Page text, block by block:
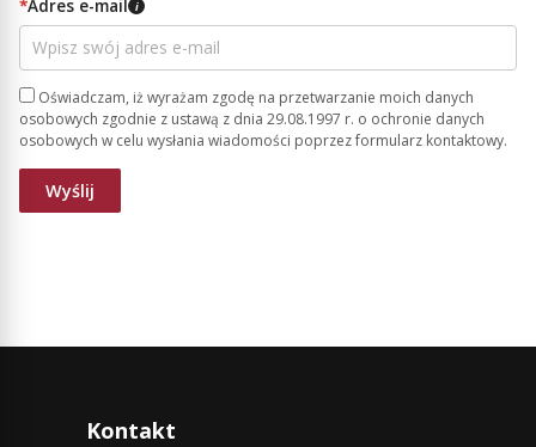
*Adres e-mail i
Oświadczam, iż wyrażam zgodę na przetwarzanie moich danych
osobowych zgodnie z ustawą z dnia 29.08.1997 r. o ochronie danych
osobowych w celu wysłania wiadomości poprzez formularz kontaktowy.
Kontakt